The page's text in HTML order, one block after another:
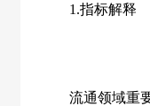
1.指标解释
流通领域重要